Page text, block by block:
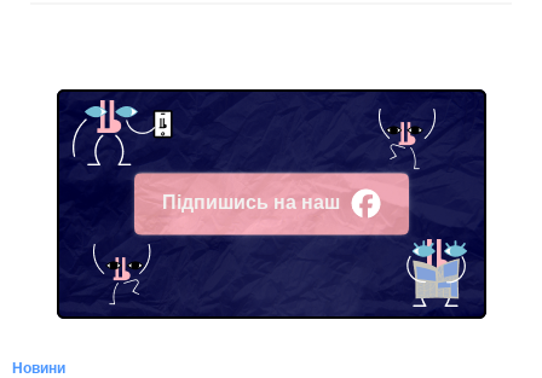
Підпишись на наш
Facebook
Новини